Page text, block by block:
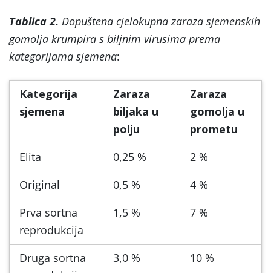
Tablica 2. Dopuštena cjelokupna zaraza sjemenskih
gomolja krumpira s biljnim virusima prema
kategorijama sjemena:
Kategorija
sjemena
Zaraza
biljaka u
polju
Zaraza
gomolja u
prometu
Elita
0,25 %
2 %
Original
0,5 %
4 %
Prva sortna
reprodukcija
1,5 % 7 %
Druga sortna
3,0 % 10 %